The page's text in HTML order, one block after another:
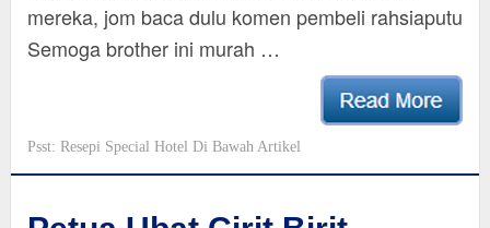
mereka, jom baca dulu komen pembeli rahsiaputu
Semoga brother ini murah …
Psst: Resepi Special Hotel Di Bawah Artikel